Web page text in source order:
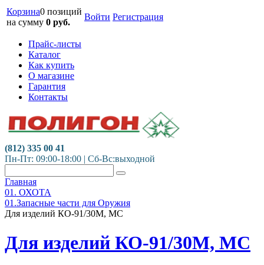
Корзина0 позиций
на сумму 0 руб.
Войти Регистрация
Прайс-листы
Каталог
Как купить
О магазине
Гарантия
Контакты
(812) 335 00 41
Пн-Пт: 09:00-18:00 | Сб-Вс:выходной
Главная
01. ОХОТА
01.Запасные части для Оружия
Для изделий КО-91/30М, МС
Для изделий КО-91/30М, МС